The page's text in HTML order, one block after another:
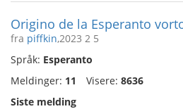
Origino de la Esperanto
fra piffkin,2023 2 5
Språk: Esperanto
Meldinger: 11 Visere: 8636
Siste melding